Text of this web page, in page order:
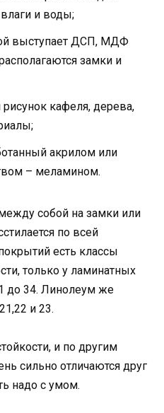
и воды;
выступает ДСП, МДФ
замки и
кафеля, дерева,
акрилом или
– меламином.
собой на замки или
по всей
есть классы
только у ламинатных
до 34. Линолеум же
и 23.
и по другим
сильно отличаются друг
надо с умом.